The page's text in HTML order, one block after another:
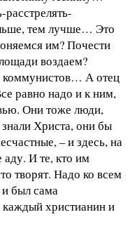
тем лучше… Это
им? Почести
воздаем?
коммунистов… А отец
равно надо и к ним,
Они тоже люди,
Христа, они бы
– и здесь, на
аду. И те, кто им
творят. Надо ко всем
был сама
христианин и